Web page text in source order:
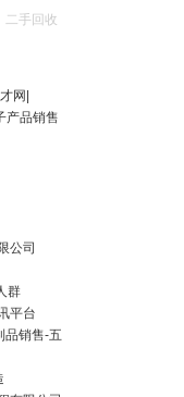
二手回收
网|
产品销售
公司
群
平台
品销售-五